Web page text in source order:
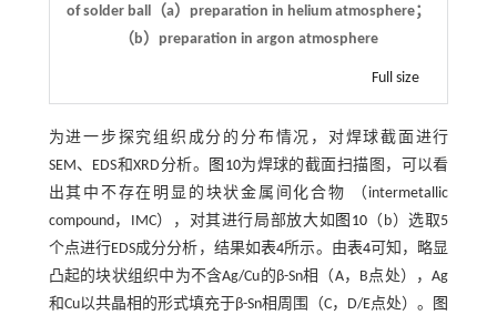
of solder ball（a）preparation in helium atmosphere；
（b）preparation in argon atmosphere
Full size
为进一步探究组织成分的分布情况，对焊球截面进行
SEM、EDS和XRD分析。
图10为焊球的截面扫描图，可以看
出其中不存在明显的块状金属间化合物 （intermetallic
compound，IMC），对其进行局部放大如 图10（b）选取5
个点进行EDS成分分析，结果如表4所示。由表4可知，略显
凸起的块状组织中为不含Ag/Cu的β-Sn相（A，B点处），Ag
和Cu以共晶相的形式填充于β-Sn相周围（C，D/E点处）。
图